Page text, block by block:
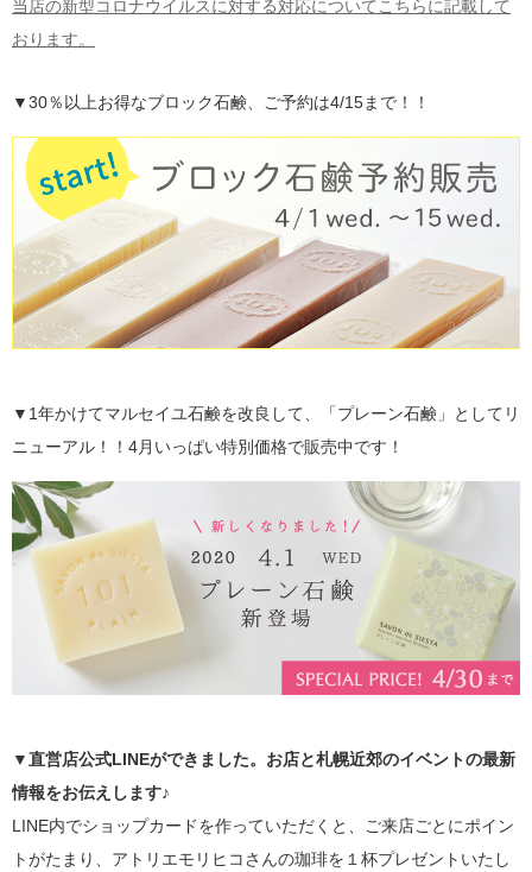
当店の新型コロナウイルスに対する対応についてこちらに記載して
おります。
▼30％以上お得なブロック石鹸、ご予約は4/15まで！！
▼1年かけてマルセイユ石鹸を改良して、「プレーン石鹸」としてリ
ニューアル！！4月いっぱい特別価格で販売中です！
▼直営店公式LINEができました。お店と札幌近郊のイベントの最新
情報をお伝えします♪
LINE内でショップカードを作っていただくと、ご来店ごとにポイン
トがたまり、アトリエモリヒコさんの珈琲を１杯プレゼントいたし